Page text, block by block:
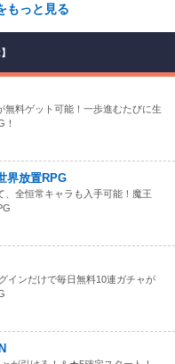
もっと見る
無料ゲット可能！一歩進むたびに生
界放置RPG
、全恒常キャラも入手可能！魔王
インだけで毎日無料10連ガチャが